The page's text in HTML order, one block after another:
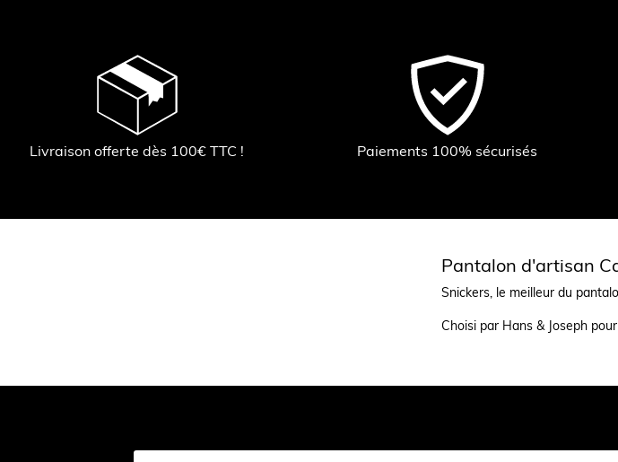
Livraison offerte dès 100€ TTC ! Paiements 100% sécurisés
Pantalon d'artisan
Snickers, le meilleur du
Choisi par Hans & Joseph